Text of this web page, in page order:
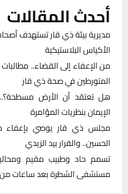
أحدث المقالات
مديرية بيئة ذي قار تستهدف
الأكياس البلاستيكية
من الإعفاء إلى القضاء..
المتورطين في صحة ذي قار
هل تعتقد أن الأرض
الإيمان بنظريات المؤامرة
مجلس ذي قار يوصي بإعفاء
الحسين.. والقرار بيد الزيدي
تسمم حاد وطبيب مقيم
مستشفى الشطرة بعد ساعات من